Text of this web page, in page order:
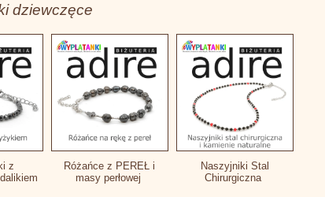
dziewczęce
z
Różańce z PEREŁ i
masy perłowej
Naszyjniki Stal
Chirurgiczna